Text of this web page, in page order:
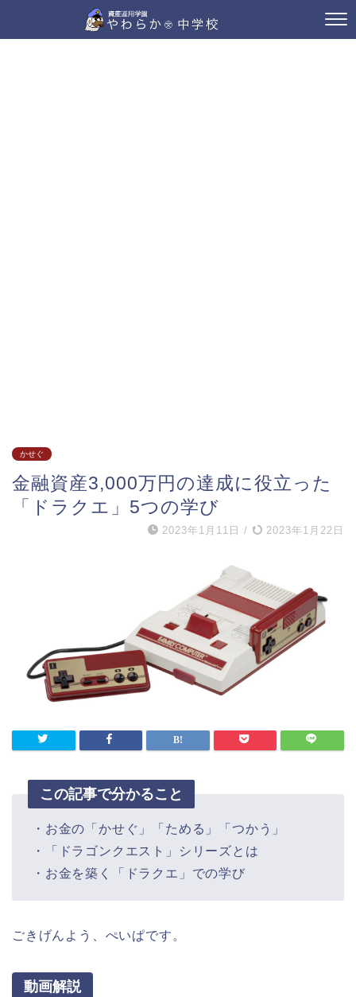
かせぐ
金融資産3,000万円の達成に役立った
「ドラクエ」5つの学び
2023年1月11日 / 2023年1月22日
この記事で分かること
・お金の「かせぐ」「ためる」「つかう」
・「ドラゴンクエスト」シリーズとは
・お金を築く「ドラクエ」での学び
ごきげんよう、ぺいぱです。
動画解説